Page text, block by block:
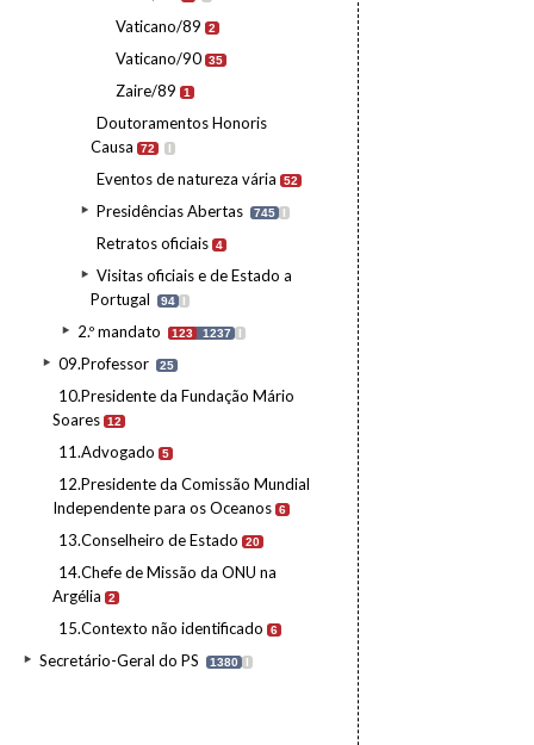
Vaticano/89 2
Vaticano/90 35
Zaire/89 1
Doutoramentos Honoris
Causa
72 I
Eventos de natureza vária 52
Presidências Abertas 745 I
Retratos oficiais 4
Visitas oficiais e de Estado a
Portugal
94 I
2.º mandato 123 1237 I
09.Professor 25
10.Presidente da Fundação Mário
Soares 12
11.Advogado 5
12.Presidente da Comissão Mundial
Independente para os Oceanos 6
13.Conselheiro de Estado 20
14.Chefe de Missão da ONU na
Argélia
2
15.Contexto não identificado 6
Secretário-Geral do PS 1380 I